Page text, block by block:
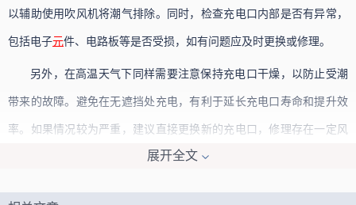
以辅助使用吹风机将潮气排除。同时，检查充电口内部是否有异常，
包括电子元件、电路板等是否受损，如有问题应及时更换或修理。
另外，在高温天气下同样需要注意保持充电口干燥，以防止受潮
带来的故障。避免在无遮挡处充电，有利于延长充电口寿命和提升效
率。如果情况较为严重，建议直接更换新的充电口，修理存在一定风
展开全文